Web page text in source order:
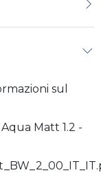
sul
Matt 1.2 -